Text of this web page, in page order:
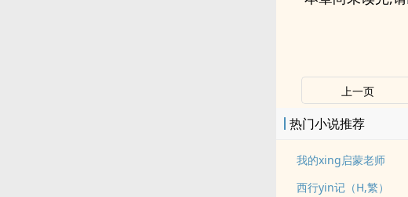
上一页
热门小说推荐
我的xing启蒙老师
西行yin记（H,繁）